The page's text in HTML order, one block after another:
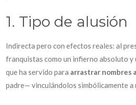
1. Tipo de alusión
Indirecta pero con efectos reales: al
franquistas como un infierno absoluto
que ha servido para arrastrar nombres
padre— vinculándolos simbólicamente a